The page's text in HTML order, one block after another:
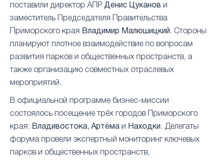
поставили директор АПР Денис Цуканов и
заместитель Председателя Правительства
Приморского края Владимир Малюшицкий . Стороны
планируют плотное взаимодействие по вопросам
развития парков и общественных пространств, а
также организацию совместных отраслевых
мероприятий.
В официальной программе бизнес-миссии
состоялось посещение трёх городов Приморского
края: Владивостока, Артёма и Находки . Делегаты
форума провели экспертный мониторинг ключевых
парков и общественных пространств,